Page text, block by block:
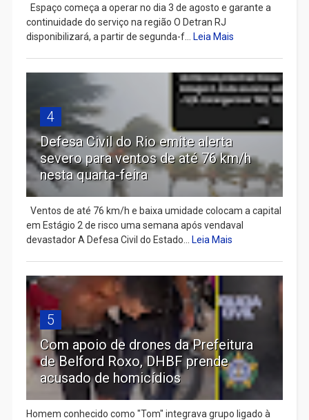
Espaço começa a operar no dia 3 de agosto e garante a
continuidade do serviço na região O Detran RJ
disponibilizará, a partir de segunda-f... Leia Mais
4
Defesa Civil do Rio emite alerta
severo para ventos de até 76 km/h
nesta quarta-feira
Ventos de até 76 km/h e baixa umidade colocam a capital
em Estágio 2 de risco uma semana após vendaval
devastador A Defesa Civil do Estado... Leia Mais
5
Com apoio de drones da Prefeitura
de Belford Roxo, DHBF prende
acusado de homicídios
Homem conhecido como "Tom" integrava grupo ligado à